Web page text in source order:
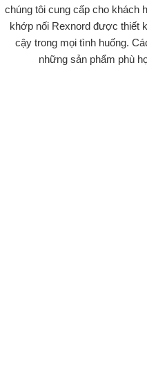
chúng tôi cung cấp cho khách
khớp nối Rexnord được thiết
cậy trong mọi tình huống.
những sản phẩm phù